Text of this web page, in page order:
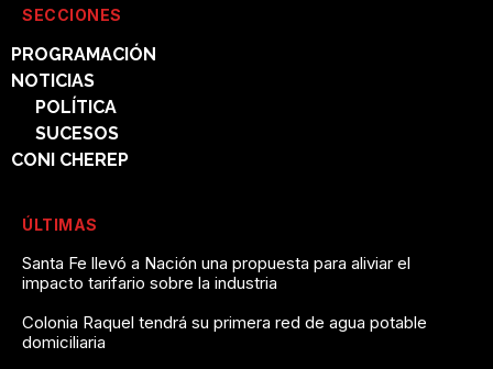
SECCIONES
PROGRAMACIÓN
NOTICIAS
POLÍTICA
SUCESOS
CONI CHEREP
ÚLTIMAS
Santa Fe llevó a Nación una propuesta para aliviar el
impacto tarifario sobre la industria
Colonia Raquel tendrá su primera red de agua potable
domiciliaria